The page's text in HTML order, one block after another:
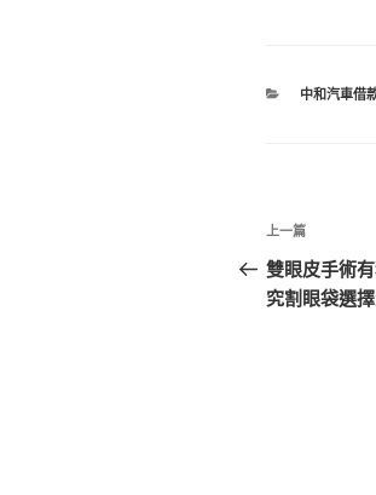
分
中和汽車借
文
章
導
上
一
篇
上一篇
雙眼皮手術
究割眼袋選